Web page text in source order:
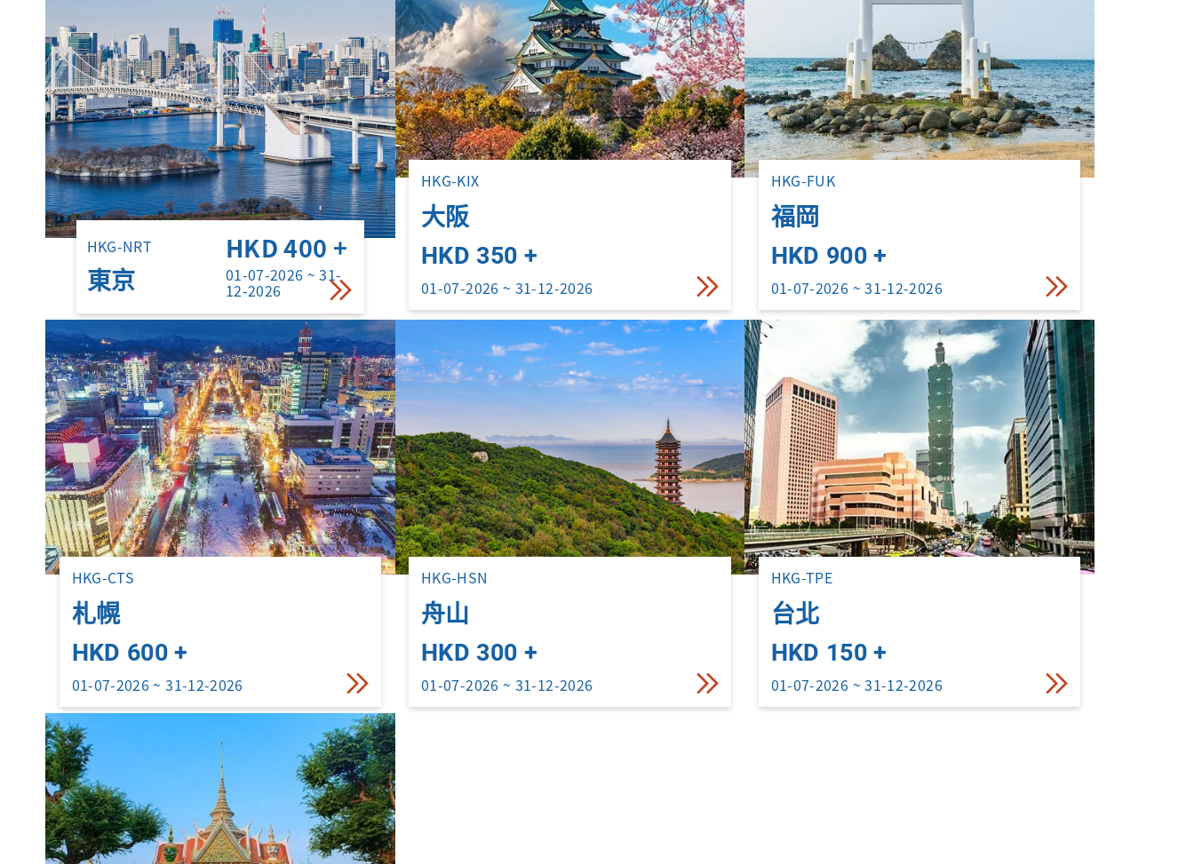
HKG-NRT
東京
HKD 400 +
01-07-2026 ~ 31-
12-2026
HKG-KIX
大阪
HKD 350 +
01-07-2026 ~ 31-12-2026
HKG-FUK
福岡
HKD 900 +
01-07-2026 ~ 31-12-2026
HKG-CTS
札幌
HKD 600 +
01-07-2026 ~ 31-12-2026
HKG-HSN
舟山
HKD 300 +
01-07-2026 ~ 31-12-2026
HKG-TPE
台北
HKD 150 +
01-07-2026 ~ 31-12-2026